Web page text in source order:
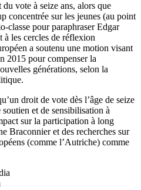
vote à seize ans, alors que
concentrée sur les jeunes (au point
classe pour paraphraser Edgar
les cercles de réflexion
a soutenu une motion visant
2015 pour compenser la
générations, selon la
droit de vote dès l’âge de seize
et de sensibilisation à
sur la participation à long
Braconnier et des recherches sur
(comme l’Autriche) comme